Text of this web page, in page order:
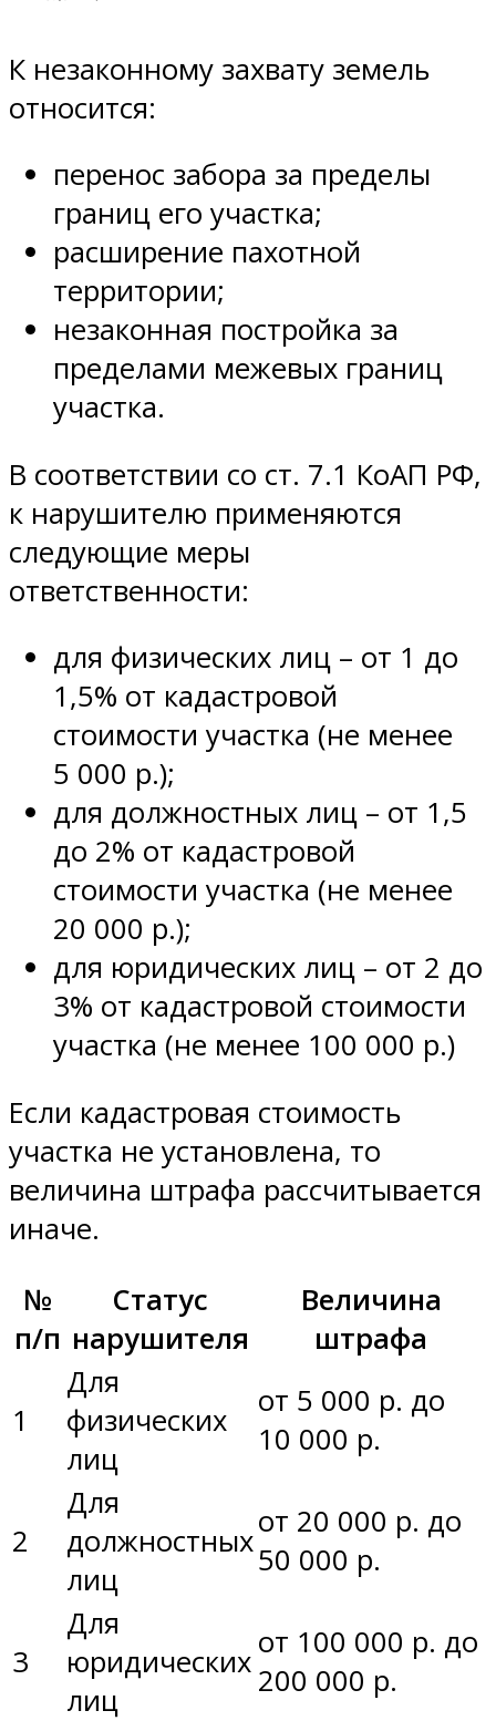
К незаконному захвату земель
относится:
перенос забора за пределы
границ его участка;
расширение пахотной
территории;
незаконная постройка за
пределами межевых границ
участка.
В соответствии со ст. 7.1 КоАП РФ,
к нарушителю применяются
следующие меры
ответственности:
для физических лиц – от 1 до
1,5% от кадастровой
стоимости участка (не менее
5 000 р.);
для должностных лиц – от 1,5
до 2% от кадастровой
стоимости участка (не менее
20 000 р.);
для юридических лиц – от 2 до
3% от кадастровой стоимости
участка (не менее 100 000 р.)
Если кадастровая стоимость
участка не установлена, то
величина штрафа рассчитывается
иначе.
№
п/п
Статус
нарушителя
Величина
штрафа
1
Для
физических
лиц
от 5 000 р. до
10 000 р.
2
Для
должностных
лиц
от 20 000 р. до
50 000 р.
3
Для
юридических
лиц
от 100 000 р. до
200 000 р.